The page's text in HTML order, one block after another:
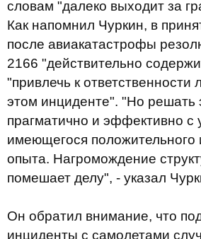
словам "далеко выходит за
Как напомнил Чуркин, в
после авиакатастрофы
2166 "действительно
"привлечь к ответственности
этом инциденте". "Но решать
прагматично и эффективно с
имеющегося положительного
опыта. Нагромождение
помешает делу", - указал
Он обратил внимание, что
инциденты с самолетами